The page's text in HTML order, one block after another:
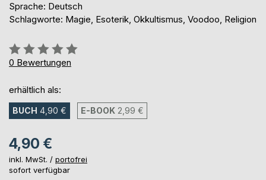
Sprache: Deutsch
Schlagworte: Magie, Esoterik, Okkultismus, Voodoo, Religion
Bewertung::
0%
0 Bewertungen
erhältlich als:
BUCH 4,90 € E-BOOK 2,99 €
4,90 €
inkl. MwSt. / portofrei
sofort verfügbar